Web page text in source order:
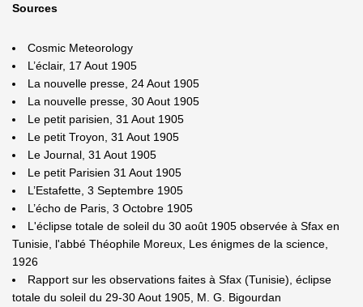
Sources
Cosmic Meteorology
L’éclair, 17 Aout 1905
La nouvelle presse, 24 Aout 1905
La nouvelle presse, 30 Aout 1905
Le petit parisien, 31 Aout 1905
Le petit Troyon, 31 Aout 1905
Le Journal, 31 Aout 1905
Le petit Parisien 31 Aout 1905
L’Estafette, 3 Septembre 1905
L’écho de Paris, 3 Octobre 1905
L'éclipse totale de soleil du 30 août 1905 observée à Sfax en
Tunisie, l'abbé Théophile Moreux, Les énigmes de la science,
1926
Rapport sur les observations faites à Sfax (Tunisie), éclipse
totale du soleil du 29-30 Aout 1905, M. G. Bigourdan